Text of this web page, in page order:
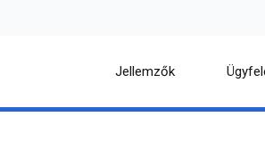
Jellemzők